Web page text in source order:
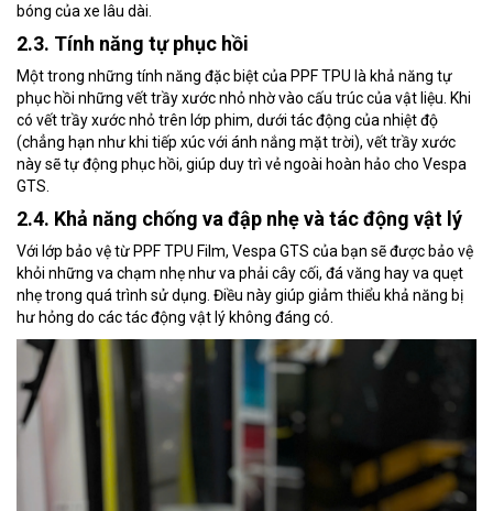
bóng của xe lâu dài.
2.3. Tính năng tự phục hồi
Một trong những tính năng đặc biệt của PPF TPU là khả năng tự
phục hồi những vết trầy xước nhỏ nhờ vào cấu trúc của vật liệu. Khi
có vết trầy xước nhỏ trên lớp phim, dưới tác động của nhiệt độ
(chẳng hạn như khi tiếp xúc với ánh nắng mặt trời), vết trầy xước
này sẽ tự động phục hồi, giúp duy trì vẻ ngoài hoàn hảo cho Vespa
GTS.
2.4. Khả năng chống va đập nhẹ và tác động vật lý
Với lớp bảo vệ từ PPF TPU Film, Vespa GTS của bạn sẽ được bảo vệ
khỏi những va chạm nhẹ như va phải cây cối, đá văng hay va quẹt
nhẹ trong quá trình sử dụng. Điều này giúp giảm thiểu khả năng bị
hư hỏng do các tác động vật lý không đáng có.